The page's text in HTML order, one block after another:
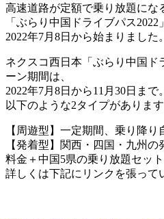
高速道路が定額で乗り放題にな
「ぶらり中国ドライブパス
2022年7月8日から始まりました。
ネクスコ西日本「ぶらり中国ド
ーン期間は、
2022年7月8日から11月30日まで。
以下のような2タイプがあります
【周遊型】一定期間、乗り降
【発着型】関西・四国・九州
料金＋中国5県の乗り放題セット
詳しくは下記にリンクを張って